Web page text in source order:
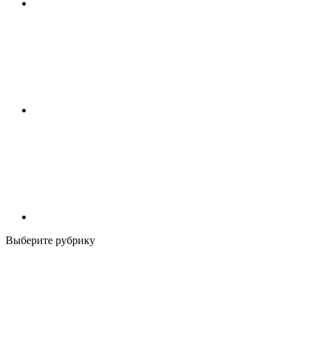
Выберите рубрику